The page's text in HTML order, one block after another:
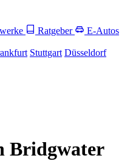
Ratgeber
E-Autos
Stuttgart Düsseldorf
Bridgwater